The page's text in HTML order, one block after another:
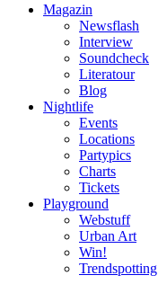
Magazin
Newsflash
Interview
Soundcheck
Literatour
Blog
Nightlife
Events
Locations
Partypics
Charts
Tickets
Playground
Webstuff
Urban Art
Win!
Trendspotting